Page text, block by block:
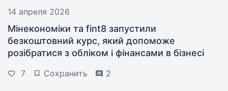
14 апреля 2026
Мінекономіки та fint8 запустили
безкоштовний курс, який допоможе
розібратися з обліком і фінансами в бізнесі
7 Сохранить 2